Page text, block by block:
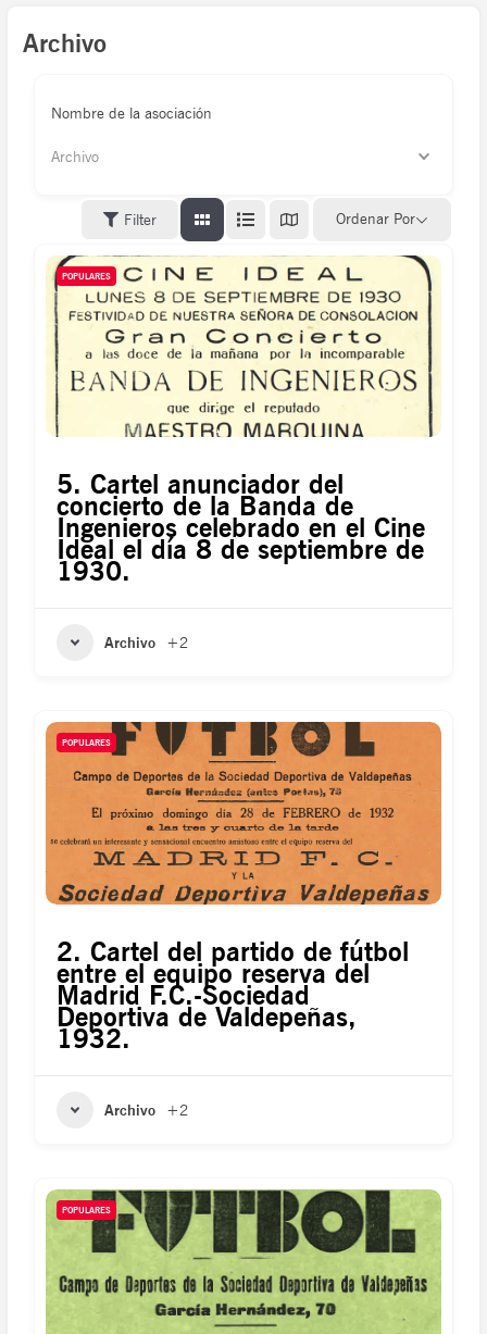
Archivo
Nombre de la asociación
Archivo
Filter Ordenar Por
POPULARES
5. Cartel anunciador del
concierto de la Banda de
Ingenieros celebrado en el Cine
Ideal el día 8 de septiembre de
1930.
Archivo +2
POPULARES
2. Cartel del partido de fútbol
entre el equipo reserva del
Madrid F.C.-Sociedad
Deportiva de Valdepeñas,
1932.
Archivo +2
POPULARES